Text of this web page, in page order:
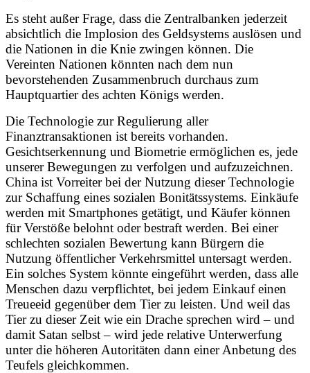
Es steht außer Frage, dass die Zentralbanken jederzeit
absichtlich die Implosion des Geldsystems auslösen und
die Nationen in die Knie zwingen können. Die
Vereinten Nationen könnten nach dem nun
bevorstehenden Zusammenbruch durchaus zum
Hauptquartier des achten Königs werden.
Die Technologie zur Regulierung aller
Finanztransaktionen ist bereits vorhanden.
Gesichtserkennung und Biometrie ermöglichen es, jede
unserer Bewegungen zu verfolgen und aufzuzeichnen.
China ist Vorreiter bei der Nutzung dieser Technologie
zur Schaffung eines sozialen Bonitätssystems. Einkäufe
werden mit Smartphones getätigt, und Käufer können
für Verstöße belohnt oder bestraft werden. Bei einer
schlechten sozialen Bewertung kann Bürgern die
Nutzung öffentlicher Verkehrsmittel untersagt werden.
Ein solches System könnte eingeführt werden, dass alle
Menschen dazu verpflichtet, bei jedem Einkauf einen
Treueeid gegenüber dem Tier zu leisten. Und weil das
Tier zu dieser Zeit wie ein Drache sprechen wird – und
damit Satan selbst – wird jede relative Unterwerfung
unter die höheren Autoritäten dann einer Anbetung des
Teufels gleichkommen.